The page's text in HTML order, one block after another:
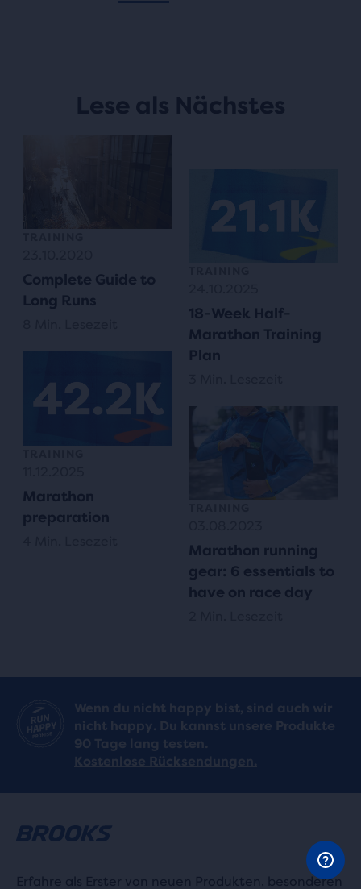
Lese als Nächstes
Complete Guide to
Long Runs
Marathon
preparation
18-Week Half-
Marathon Training
Plan
Marathon running
gear: 6 essentials to
have on race day
Wenn du nicht happy bist, sind auch wir
nicht happy. Du kannst unsere Produkte
90 Tage lang testen.
Kostenlose Rücksendungen.
Erfahre als Erster von neuen Produkten, besonderen